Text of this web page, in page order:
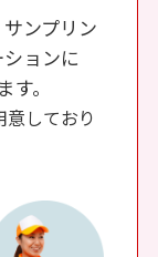
ンプリン
ョンに
。
しており